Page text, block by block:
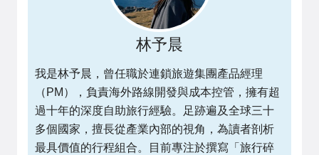
林予晨
我是林予晨，曾任職於連鎖旅遊集團產品經理
（PM），負責海外路線開發與成本控管，擁有超
過十年的深度自助旅行經驗。足跡遍及全球三十
多個國家，擅長從產業內部的視角，為讀者剖析
最具價值的行程組合。目前專注於撰寫「旅行碎